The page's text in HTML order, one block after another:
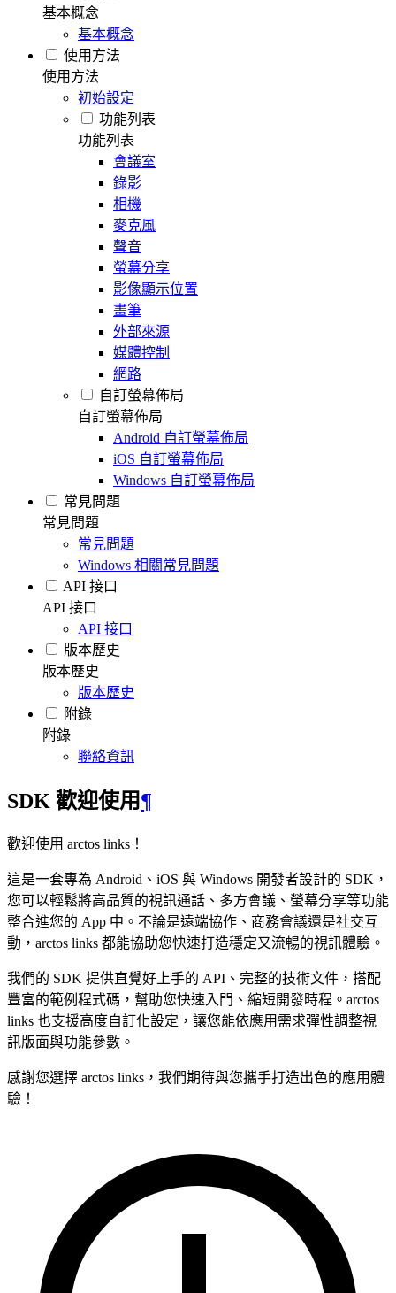
基本概念
基本概念
使用方法
使用方法
初始設定
功能列表
功能列表
會議室
錄影
相機
麥克風
聲音
螢幕分享
影像顯示位置
畫筆
外部來源
媒體控制
網路
自訂螢幕佈局
自訂螢幕佈局
Android 自訂螢幕佈局
iOS 自訂螢幕佈局
Windows 自訂螢幕佈局
常見問題
常見問題
常見問題
Windows 相關常見問題
API 接口
API 接口
API 接口
版本歷史
版本歷史
版本歷史
附錄
附錄
聯絡資訊
SDK 歡迎使用¶
歡迎使用 arctos links！
這是一套專為 Android、iOS 與 Windows 開發者設計的 SDK，
您可以輕鬆將高品質的視訊通話、多方會議、螢幕分享等功能
整合進您的 App 中。不論是遠端協作、商務會議還是社交互
動，arctos links 都能協助您快速打造穩定又流暢的視訊體驗。
我們的 SDK 提供直覺好上手的 API、完整的技術文件，搭配
豐富的範例程式碼，幫助您快速入門、縮短開發時程。arctos
links 也支援高度自訂化設定，讓您能依應用需求彈性調整視
訊版面與功能參數。
感謝您選擇 arctos links，我們期待與您攜手打造出色的應用體
驗！